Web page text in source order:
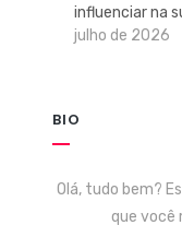
influenciar na
julho de 2026
BIO
Olá, tudo bem?
que você